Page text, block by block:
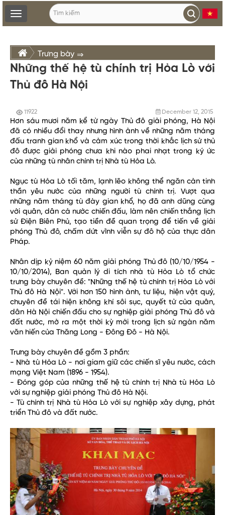
Toggle
navigation
Trưng bày ⇒
Trưng bày chuyên đề, lưu động, triển lãm
Những thế hệ tù chính trị Hỏa Lò với
Thủ đô Hà Nội
11922 December 12, 2015
Hơn sáu mươi năm kể từ ngày Thủ đô giải phóng, Hà Nội
đã có nhiều đổi thay nhưng hình ảnh về những năm tháng
đấu tranh gian khổ và cảm xúc trong thời khắc lịch sử thủ
đô được giải phóng chưa khi nào phai nhạt trong ký ức
của những tù nhân chính trị Nhà tù Hỏa Lò.
Ngục tù Hỏa Lò tối tăm, lạnh lẽo không thể ngăn cản tinh
thần yêu nước của những người tù chính trị. Vượt qua
những năm tháng tù đày gian khổ, họ đã anh dũng cùng
với quân, dân cả nước chiến đấu, làm nên chiến thắng lịch
sử Điện Biên Phủ, tạo tiền đề quan trọng để tiến về giải
phóng Thủ đô, chấm dứt vĩnh viễn sự đô hộ của thực dân
Pháp.
Nhân dịp kỷ niệm 60 năm giải phóng Thủ đô (10/10/1954 -
10/10/2014), Ban quản lý di tích nhà tù Hỏa Lò tổ chức
trưng bày chuyên đề: "Những thế hệ tù chính trị Hỏa Lò với
Thủ đô Hà Nội". Với hơn 150 hình ảnh, tư liệu, hiện vật quý,
chuyên đề tái hiện không khí sôi sục, quyết tử của quân,
dân Hà Nội chiến đấu cho sự nghiệp giải phóng Thủ đô và
đất nước, mở ra một thời kỳ mới trong lịch sử ngàn năm
văn hiến của Thăng Long - Đông Đô - Hà Nội.
Trưng bày chuyên đề gồm 3 phần:
- Nhà tù Hỏa Lò - nơi giam giữ các chiến sĩ yêu nước, cách
mạng Việt Nam (1896 - 1954).
- Đóng góp của những thế hệ tù chính trị Nhà tù Hỏa Lò
với sự nghiệp giải phóng Thủ đô Hà Nội.
- Tù chính trị Nhà tù Hỏa Lò với sự nghiệp xây dựng, phát
triển Thủ đô và đất nước.